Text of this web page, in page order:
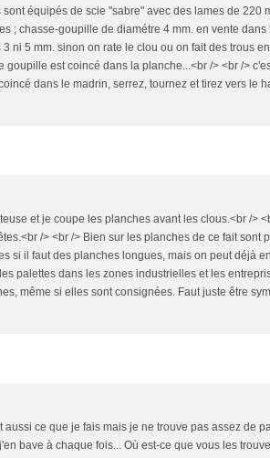
équipés de scie "sabre" avec des lames de 220
; chasse-goupille de diamétre 4 mm. en vente dans
ni 5 mm. sinon on rate le clou ou on fait des trous
goupille est coincé dans la planche...<br /> <br />
dans le madrin, serrez, tournez et tirez vers le
et je coupe les planches avant les clous.<br />
/> <br /> Bien sur les planches de ce fait sont
si il faut des planches longues, mais on peut déjà
palettes dans les zones industrielles et les
même si elles sont consignées. Faut juste être
ce que je fais mais je ne trouve pas assez de
bave à chaque fois... Où est-ce que vous les